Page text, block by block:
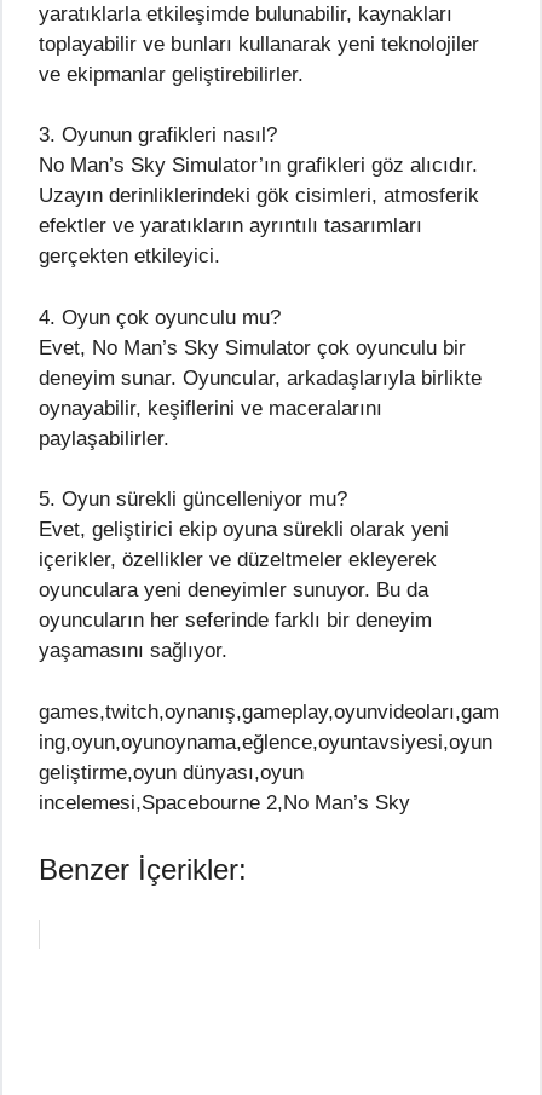
yaratıklarla etkileşimde bulunabilir, kaynakları
toplayabilir ve bunları kullanarak yeni teknolojiler
ve ekipmanlar geliştirebilirler.
3. Oyunun grafikleri nasıl?
No Man’s Sky Simulator’ın grafikleri göz alıcıdır.
Uzayın derinliklerindeki gök cisimleri, atmosferik
efektler ve yaratıkların ayrıntılı tasarımları
gerçekten etkileyici.
4. Oyun çok oyunculu mu?
Evet, No Man’s Sky Simulator çok oyunculu bir
deneyim sunar. Oyuncular, arkadaşlarıyla birlikte
oynayabilir, keşiflerini ve maceralarını
paylaşabilirler.
5. Oyun sürekli güncelleniyor mu?
Evet, geliştirici ekip oyuna sürekli olarak yeni
içerikler, özellikler ve düzeltmeler ekleyerek
oyunculara yeni deneyimler sunuyor. Bu da
oyuncuların her seferinde farklı bir deneyim
yaşamasını sağlıyor.
games,twitch,oynanış,gameplay,oyunvideoları,gam
ing,oyun,oyunoynama,eğlence,oyuntavsiyesi,oyun
geliştirme,oyun dünyası,oyun
incelemesi,Spacebourne 2,No Man’s Sky
Benzer İçerikler: